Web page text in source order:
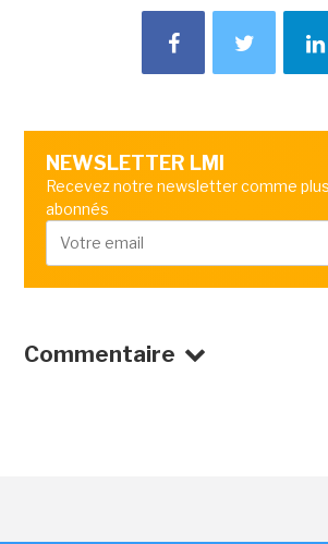
NEWSLETTER LMI
Recevez notre newsletter comme
abonnés
Commentaire